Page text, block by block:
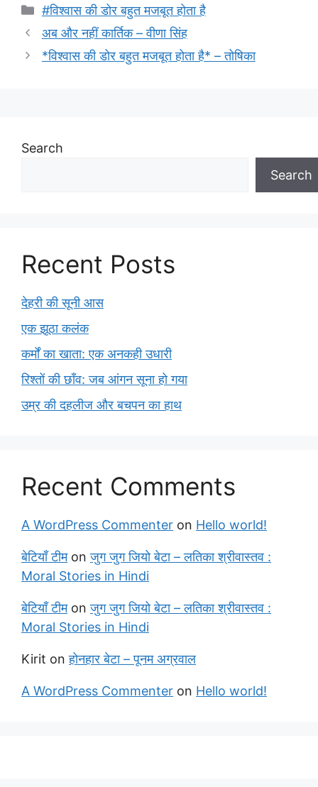
Categories
#विश्वास की डोर बहुत मजबूत होता है
अब और नहीं कार्तिक – वीणा सिंह
*विश्वास की डोर बहुत मजबूत होता है* – तोषिका
Search
Search
Recent Posts
देहरी की सूनी आस
एक झूठा कलंक
कर्मों का खाता: एक अनकही उधारी
रिश्तों की छाँव: जब आंगन सूना हो गया
उम्र की दहलीज और बचपन का हाथ
Recent Comments
A WordPress Commenter on Hello world!
बेटियाँ टीमonजुग जुग जियो बेटा – लतिका श्रीवास्तव :
Moral Stories in Hindi
बेटियाँ टीमonजुग जुग जियो बेटा – लतिका श्रीवास्तव :
Moral Stories in Hindi
Kirit onहोनहार बेटा – पूनम अग्रवाल
A WordPress Commenter on Hello world!